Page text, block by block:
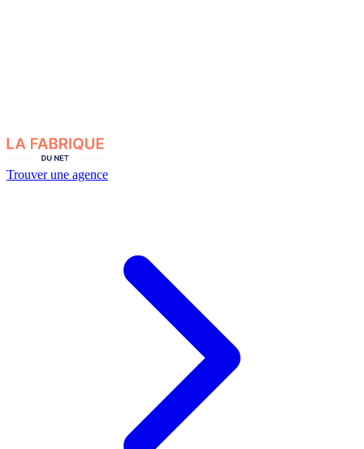
Trouver une agence